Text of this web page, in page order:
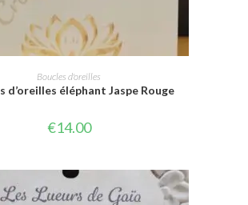
AJOUTER AU PANIER
Boucles d'oreilles
d’oreilles éléphant Jaspe Rouge
€14.00